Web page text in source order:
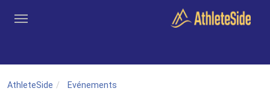
AthleteSide
Evénements